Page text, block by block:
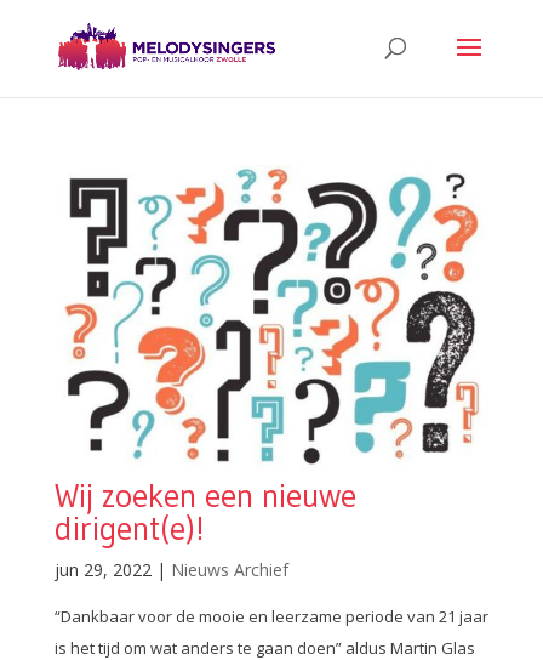
Wij zoeken een nieuwe
dirigent(e)!
jun 29, 2022| Nieuws Archief
“Dankbaar voor de mooie en leerzame periode van 21 jaar
is het tijd om wat anders te gaan doen” aldus Martin Glas